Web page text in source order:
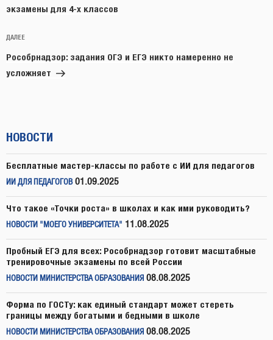
экзамены для 4-х классов
Следующая
запись
ДАЛЕЕ
Рособрнадзор: задания ОГЭ и ЕГЭ никто намеренно не
усложняет
НОВОСТИ
Бесплатные мастер-классы по работе с ИИ для педагогов
ИИ ДЛЯ ПЕДАГОГОВ 01.09.2025
Что такое «Точки роста» в школах и как ими руководить?
НОВОСТИ "МОЕГО УНИВЕРСИТЕТА" 11.08.2025
Пробный ЕГЭ для всех: Рособрнадзор готовит масштабные
тренировочные экзамены по всей России
НОВОСТИ МИНИСТЕРСТВА ОБРАЗОВАНИЯ 08.08.2025
Форма по ГОСТу: как единый стандарт может стереть
границы между богатыми и бедными в школе
НОВОСТИ МИНИСТЕРСТВА ОБРАЗОВАНИЯ 08.08.2025